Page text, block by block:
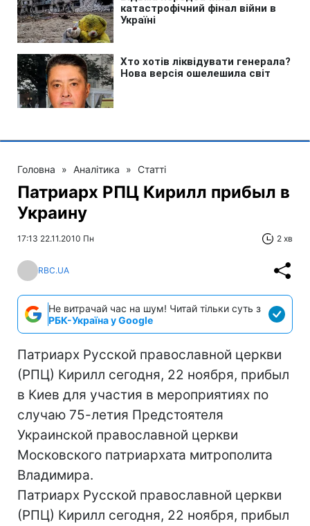
Головна » Аналітика » Статті
Патриарх РПЦ Кирилл прибыл в
Украину
17:13 22.11.2010 Пн 2 хв
RBC.UA
Не витрачай час на шум! Читай тільки суть з
РБК-Україна у Google
Патриарх Русской православной церкви
(РПЦ) Кирилл сегодня, 22 ноября, прибыл
в Киев для участия в мероприятиях по
случаю 75-летия Предстоятеля
Украинской православной церкви
Московского патриархата митрополита
Владимира.
Патриарх Русской православной церкви
(РПЦ) Кирилл сегодня, 22 ноября, прибыл